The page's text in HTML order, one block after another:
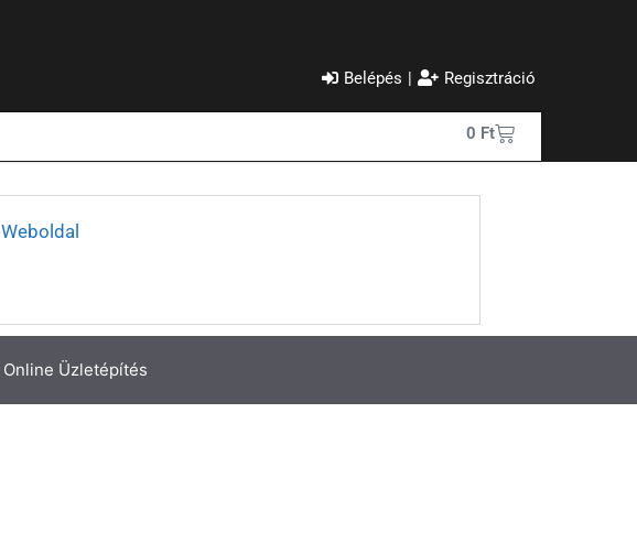
Belépés | Regisztráció
0 Ft
Weboldal
Online Üzletépítés